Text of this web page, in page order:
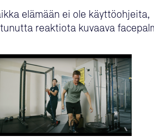
elämään ei ole käyttöohjeita,
reaktiota kuvaava